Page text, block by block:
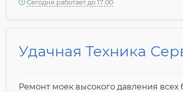
Сегодня работает до 17:00
Удачная Техника
Ремонт моек высокого давления всех